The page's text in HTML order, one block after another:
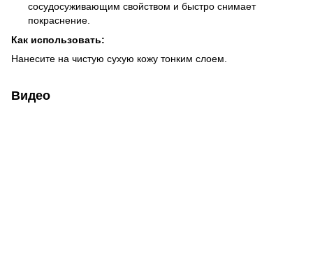
сосудосуживающим свойством и быстро снимает
покраснение.
Как использовать:
Нанесите на чистую сухую кожу тонким слоем.
Видео